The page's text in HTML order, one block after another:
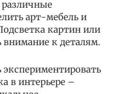
арт-мебель и
картин или
к деталям.
экспериментировать
в интерьере –